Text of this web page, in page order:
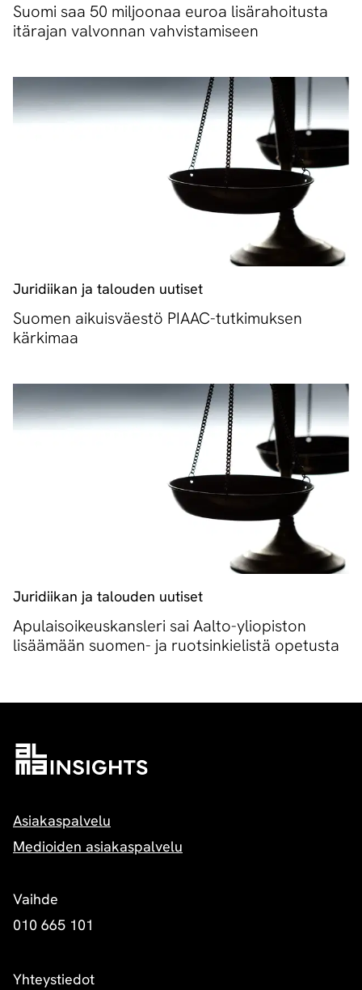
Suomi saa 50 miljoonaa euroa lisärahoitusta
itärajan valvonnan vahvistamiseen
Juridiikan ja talouden uutiset
Suomen aikuisväestö PIAAC-tutkimuksen
kärkimaa
Juridiikan ja talouden uutiset
Apulaisoikeuskansleri sai Aalto-yliopiston
lisäämään suomen- ja ruotsinkielistä opetusta
Asiakaspalvelu
Medioiden asiakaspalvelu
Vaihde
010 665 101
Yhteystiedot